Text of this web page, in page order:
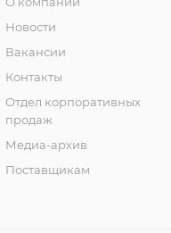
Новости
Вакансии
Контакты
Отдел корпоративных
продаж
Медиа-архив
Поставщикам